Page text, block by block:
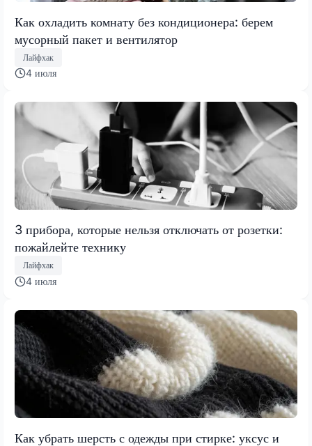
Как охладить комнату без кондиционера: берем
мусорный пакет и вентилятор
Лайфхак
4 июля
3 прибора, которые нельзя отключать от розетки:
пожайлейте технику
Лайфхак
4 июля
Как убрать шерсть с одежды при стирке: уксус и